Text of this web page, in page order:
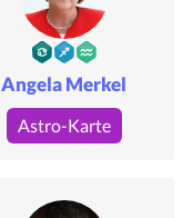
Angela Merkel
Astro-Karte